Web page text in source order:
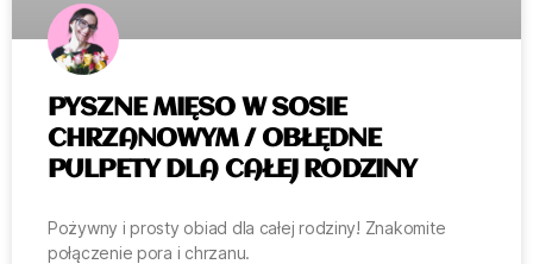
PYSZNE MIĘSO W SOSIE
CHRZANOWYM / OBŁĘDNE
PULPETY DLA CAŁEJ RODZINY
Pożywny i prosty obiad dla całej rodziny! Znakomite
połączenie pora i chrzanu.